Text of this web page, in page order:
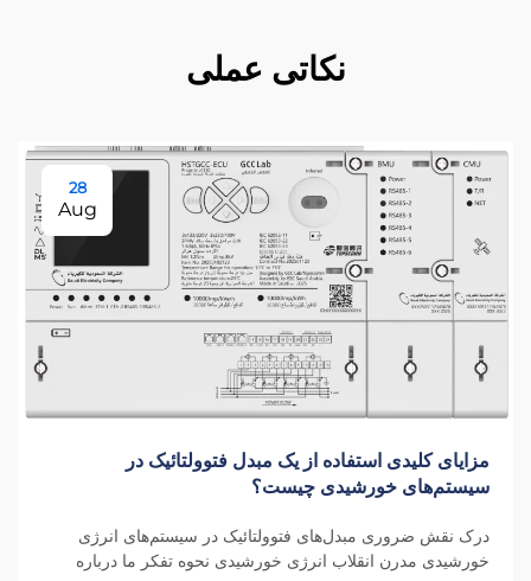
نکاتی عملی
28
Aug
مزایای کلیدی استفاده از یک مبدل فتوولتائیک در
سیستم‌های خورشیدی چیست؟
درک نقش ضروری مبدل‌های فتوولتائیک در سیستم‌های انرژی
خورشیدی مدرن انقلاب انرژی خورشیدی نحوه تفکر ما درباره